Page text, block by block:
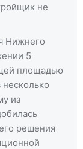
не
Нижнего
5
площадью
несколько
из
решения